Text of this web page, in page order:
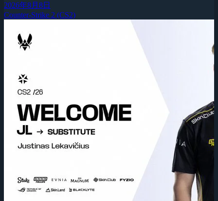
2026年8月8日
Counter-Strike 2 (CS2)